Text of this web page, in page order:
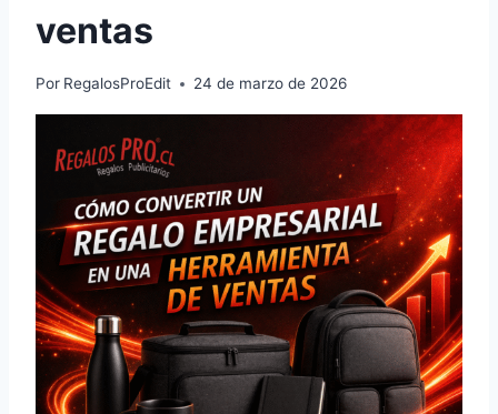
ventas
Por RegalosProEdit 24 de marzo de 2026